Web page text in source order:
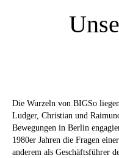
Die Wurzeln von BIGSo
Ludger, Christian und
Bewegungen in Berlin
1980er Jahren die Fragen
anderem als Geschäftsführer